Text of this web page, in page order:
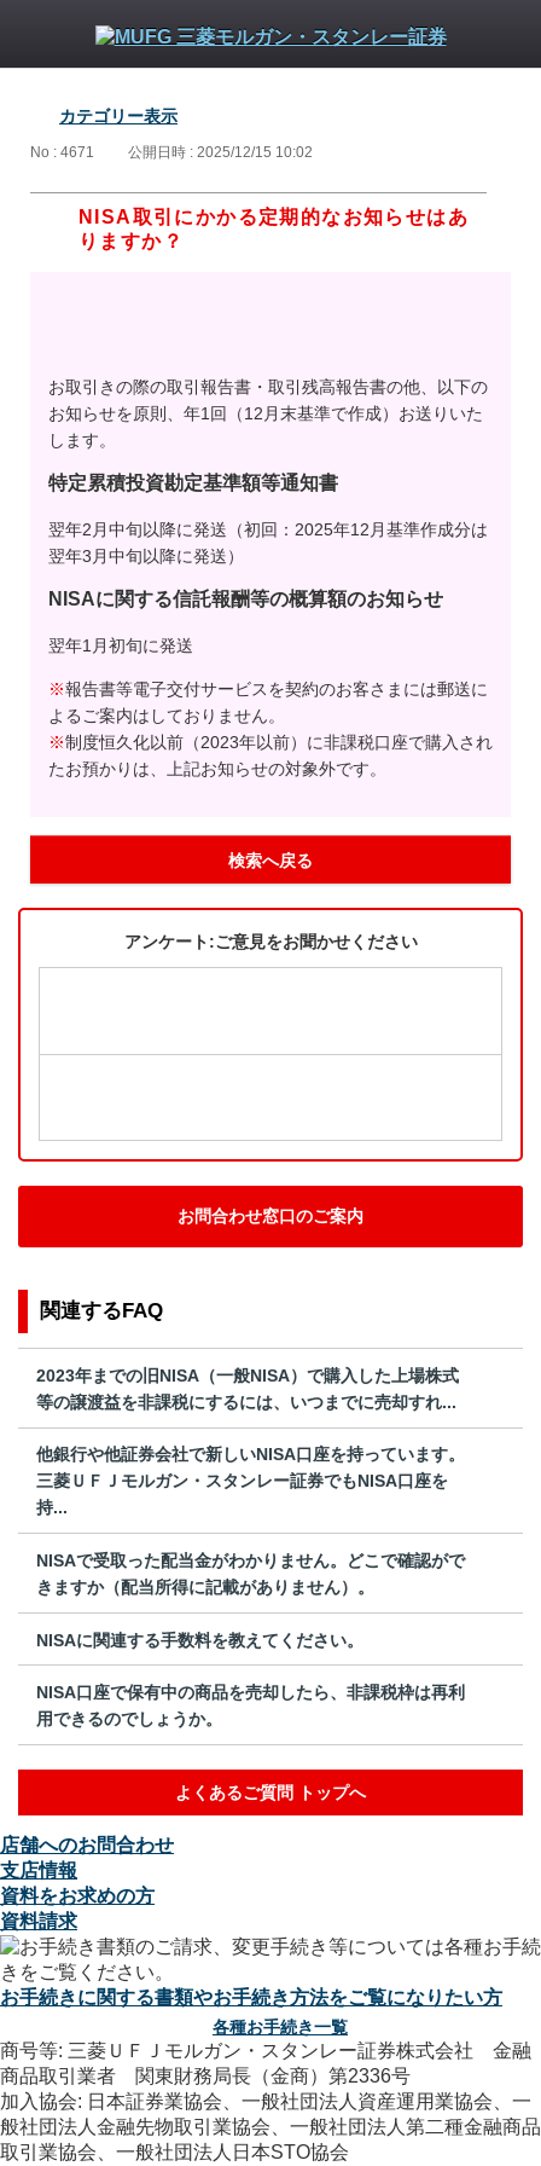
カテゴリー表示
No : 4671 公開日時 : 2025/12/15 10:02
NISA取引にかかる定期的なお知らせはあ
りますか？
お取引きの際の取引報告書・取引残高報告書の他、以下の
お知らせを原則、年1回（12月末基準で作成）お送りいた
します。
特定累積投資勘定基準額等通知書
翌年2月中旬以降に発送（初回：2025年12月基準作成分は
翌年3月中旬以降に発送）
NISAに関する信託報酬等の概算額のお知らせ
翌年1月初旬に発送
※報告書等電子交付サービスを契約のお客さまには郵送に
よるご案内はしておりません。
※制度恒久化以前（2023年以前）に非課税口座で購入され
たお預かりは、上記お知らせの対象外です。
検索へ戻る
アンケート:ご意見をお聞かせください
お問合わせ窓口のご案内
関連するFAQ
2023年までの旧NISA（一般NISA）で購入した上場株式
等の譲渡益を非課税にするには、いつまでに売却すれ...
他銀行や他証券会社で新しいNISA口座を持っています。
三菱ＵＦＪモルガン・スタンレー証券でもNISA口座を
持...
NISAで受取った配当金がわかりません。どこで確認がで
きますか（配当所得に記載がありません）。
NISAに関連する手数料を教えてください。
NISA口座で保有中の商品を売却したら、非課税枠は再利
用できるのでしょうか。
よくあるご質問 トップへ
店舗へのお問合わせ
支店情報
資料をお求めの方
資料請求
お手続きに関する書類やお手続き方法をご覧になりたい方
各種お手続き一覧
商号等: 三菱ＵＦＪモルガン・スタンレー証券株式会社 金融
商品取引業者 関東財務局長（金商）第2336号
加入協会: 日本証券業協会、一般社団法人資産運用業協会、一
般社団法人金融先物取引業協会、一般社団法人第二種金融商品
取引業協会、一般社団法人日本STO協会